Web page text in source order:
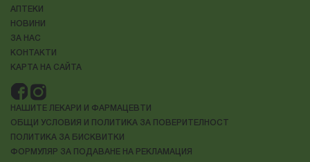
АПТЕКИ
НОВИНИ
ЗА НАС
КОНТАКТИ
КАРТА НА САЙТА
НАШИТЕ ЛЕКАРИ И ФАРМАЦЕВТИ
ОБЩИ УСЛОВИЯ И ПОЛИТИКА ЗА ПОВЕРИТЕЛНОСТ
ПОЛИТИКА ЗА БИСКВИТКИ
ФОРМУЛЯР ЗА ПОДАВАНЕ НА РЕКЛАМАЦИЯ